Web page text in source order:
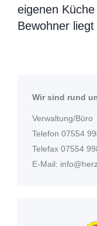
eigenen
Bewohner
Wir sind rund
Verwaltung/Büro
Telefon 07554
Telefax 07554
E-Mail: